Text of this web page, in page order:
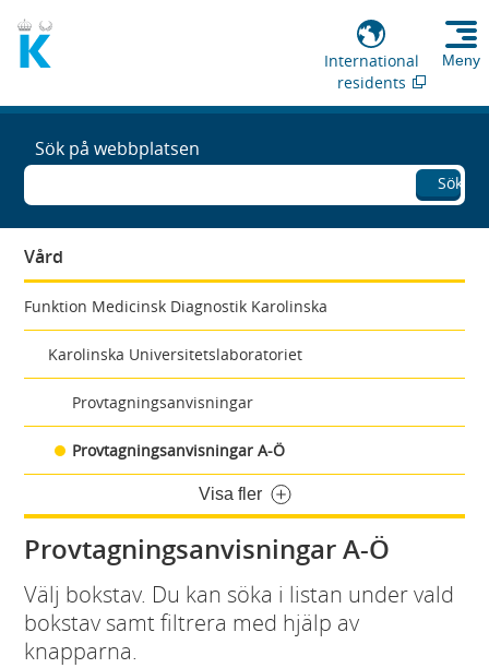
International
residents
Meny
Sök på webbplatsen
Sök
Vård
Funktion Medicinsk Diagnostik Karolinska
Karolinska Universitetslaboratoriet
Provtagningsanvisningar
Provtagningsanvisningar A-Ö
Visa fler
Provtagningsanvisningar A-Ö
Välj bokstav. Du kan söka i listan under vald
bokstav samt filtrera med hjälp av
knapparna.